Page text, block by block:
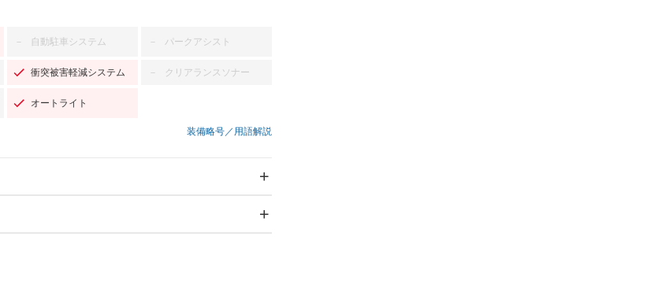
－ 自動駐車システム － パークアシスト
衝突被害軽減システム － クリアランスソナー
オートライト
装備略号／用語解説